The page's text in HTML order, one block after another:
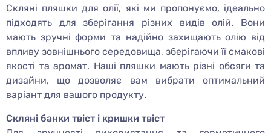
Скляні пляшки для олії, які ми пропонуємо, ідеально
підходять для зберігання різних видів олій. Вони
мають зручні форми та надійно захищають олію від
впливу зовнішнього середовища, зберігаючи її смакові
якості та аромат. Наші пляшки мають різні обсяги та
дизайни, що дозволяє вам вибрати оптимальний
варіант для вашого продукту.
Скляні банки твіст і кришки твіст